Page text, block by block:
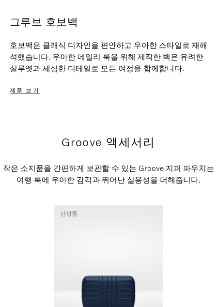
그루브 호보백
호보백은 클래식 디자인을 편안하고 우아한 스타일로 재해
석했습니다. 우아한 데일리 룩을 위해 제작한 백은 유려한
실루엣과 세심한 디테일로 모든 여정을 함께합니다.
제품 보기
Groove 액세서리
작은 소지품을 간편하게 보관할 수 있는 Groove 지퍼 파우치는
여행 룩에 우아한 감각과 뛰어난 실용성을 더해줍니다.
신상품